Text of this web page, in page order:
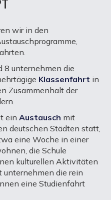
wir in den
8 unternehmen die
Klassenfahrt in
Zusammenhalt der
ein Austausch mit
deutschen Städten statt,
eine Woche in einer
die Schule
kulturellen Aktivitäten
unternehmen die rein
eine Studienfahrt